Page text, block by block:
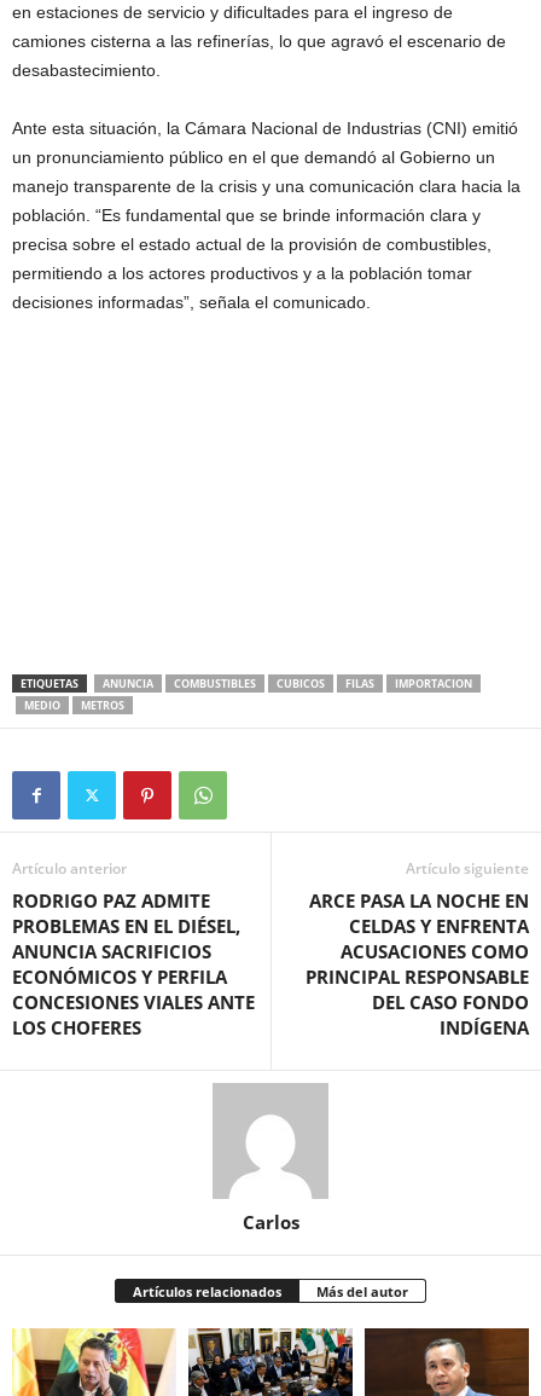
en estaciones de servicio y dificultades para el ingreso de
camiones cisterna a las refinerías, lo que agravó el escenario de
desabastecimiento.
Ante esta situación, la Cámara Nacional de Industrias (CNI) emitió
un pronunciamiento público en el que demandó al Gobierno un
manejo transparente de la crisis y una comunicación clara hacia la
población. “Es fundamental que se brinde información clara y
precisa sobre el estado actual de la provisión de combustibles,
permitiendo a los actores productivos y a la población tomar
decisiones informadas”, señala el comunicado.
ETIQUETAS ANUNCIA COMBUSTIBLES CUBICOS FILAS
IMPORTACION
MEDIO
METROS
Artículo anterior
RODRIGO PAZ ADMITE
PROBLEMAS EN EL DIÉSEL,
ANUNCIA SACRIFICIOS
ECONÓMICOS Y PERFILA
CONCESIONES VIALES ANTE
LOS CHOFERES
Artículo siguiente
ARCE PASA LA NOCHE EN
CELDAS Y ENFRENTA
ACUSACIONES COMO
PRINCIPAL RESPONSABLE
DEL CASO FONDO
INDÍGENA
Carlos
Artículos relacionados Más del autor